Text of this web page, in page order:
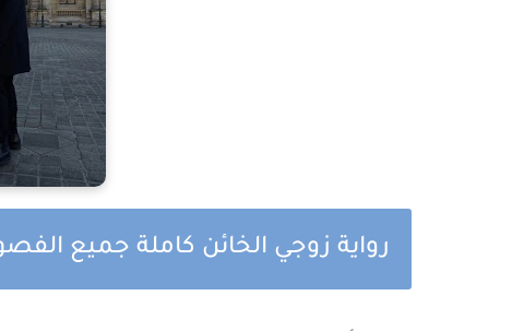
رواية زوجي الخائن كاملة جميع